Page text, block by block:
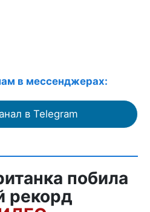
в мессенджерах:
в Telegram
побила
рекорд